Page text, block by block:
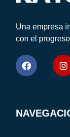
Una empresa
con el